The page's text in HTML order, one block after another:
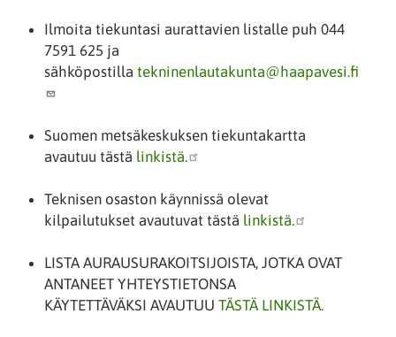
Ilmoita tiekuntasi aurattavien listalle puh 044
7591 625 ja
sähköpostilla tekninenlautakunta@haapavesi.fi
Suomen metsäkeskuksen tiekuntakartta
avautuu tästä linkistä.
Teknisen osaston käynnissä olevat
kilpailutukset avautuvat tästä linkistä.
LISTA AURAUSURAKOITSIJOISTA, JOTKA OVAT
ANTANEET YHTEYSTIETONSA
KÄYTETTÄVÄKSI AVAUTUU TÄSTÄ LINKISTÄ.